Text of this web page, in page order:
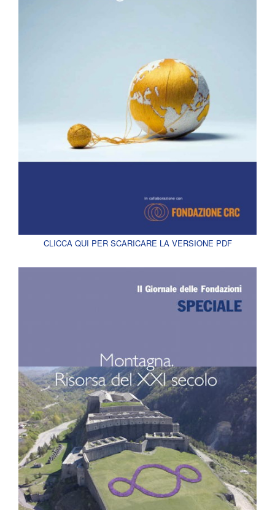
CLICCA QUI PER SCARICARE LA VERSIONE PDF